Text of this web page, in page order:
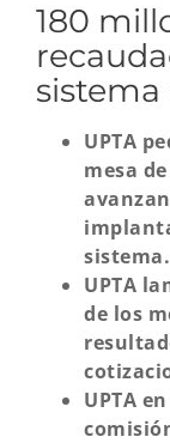
180
UPTA
mesa
sistema.
UPTA
de los
UPTA